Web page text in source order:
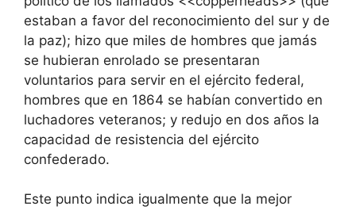
estaban a favor del reconocimiento del sur y de
la paz); hizo que miles de hombres que jamás
se hubieran enrolado se presentaran
voluntarios para servir en el ejército federal,
hombres que en 1864 se habían convertido en
luchadores veteranos; y redujo en dos años la
capacidad de resistencia del ejército
confederado.
Este punto indica igualmente que la mejor